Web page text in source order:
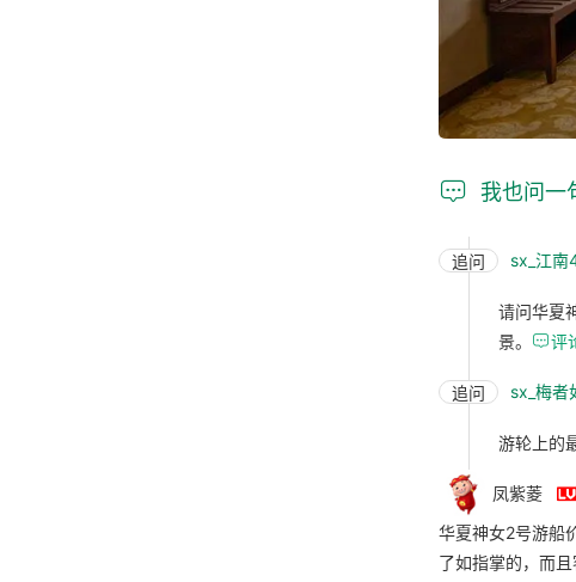
 我也问一
追问 sx_江南
请问华夏
景。 评
追问 sx_梅者
游轮上的
凤紫菱
华夏神女2号游船
了如指掌的，而